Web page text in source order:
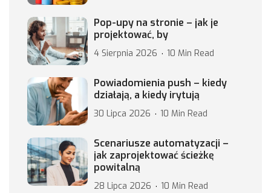
Pop-upy na stronie – jak je
projektować, by
4 Sierpnia 2026 10 Min Read
Powiadomienia push – kiedy
działają, a kiedy irytują
30 Lipca 2026 10 Min Read
Scenariusze automatyzacji –
jak zaprojektować ścieżkę
powitalną
28 Lipca 2026 10 Min Read